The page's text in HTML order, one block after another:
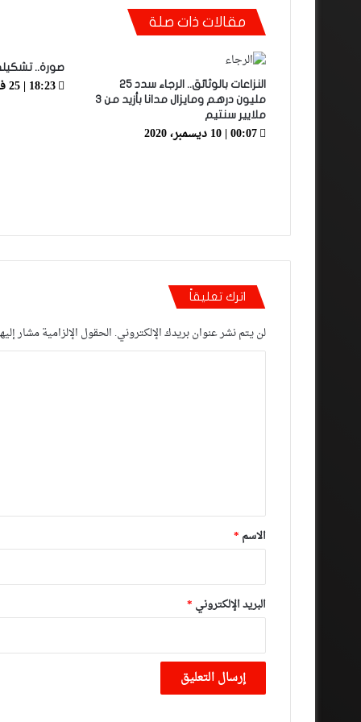
مقالات ذات صلة
النزاعات بالوثائق.. الرجاء سدد 25
مليون درهم ومايزال مدانا بأزيد من 3
ملايير سنتيم
00:07 | 10 ديسمبر، 2020
صورة..
18:23 | 25 فبراير، 2021
اترك تعليقاً
لن يتم نشر عنوان بريدك الإلكتروني.الحقول الإلزامية مشار
*
الاسم *
البريد الإلكتروني *